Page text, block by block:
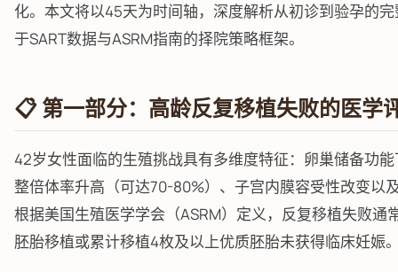
化。本文将以45天为时间轴，深度解析从初诊到验孕的
于SART数据与ASRM指南的择院策略框架。
📋 第一部分：高龄反复移植失败的医学
42岁女性面临的生殖挑战具有多维度特征：卵巢储备功
整倍体率升高（可达70-80%）、子宫内膜容受性改变以
根据美国生殖医学学会（ASRM）定义，反复移植失败通
胚胎移植或累计移植4枚及以上优质胚胎未获得临床妊娠